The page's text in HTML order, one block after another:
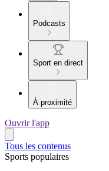
Podcasts
Sport en direct
À proximité
Ouvrir l'app
Tous les contenus
Sports populaires